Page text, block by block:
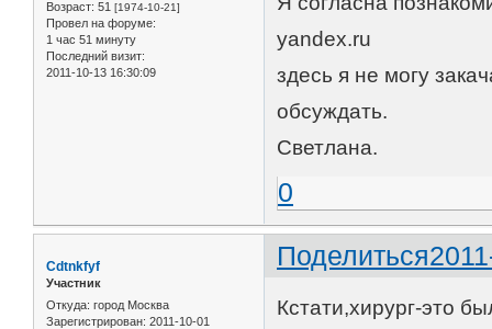
Возраст: 51 [1974-10-21]
Провел на форуме:
1 час 51 минуту
Последний визит:
2011-10-13 16:30:09
yandex.ru
здесь я не могу
обсуждать.
Светлана.
0
Поделиться
Cdtnkfyf
Участник
Откуда: город Москва
Зарегистрирован: 2011-10-01
Кстати,хирург-это